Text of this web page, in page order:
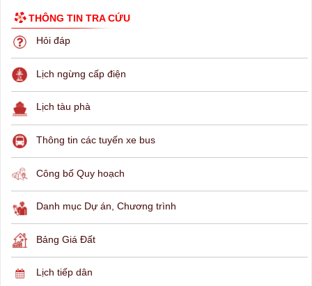
THÔNG TIN TRA CỨU
Hỏi đáp
Lịch ngừng cấp điện
Lịch tàu phà
Thông tin các tuyến xe bus
Công bố Quy hoạch
Danh mục Dự án, Chương trình
Bảng Giá Đất
Lịch tiếp dân